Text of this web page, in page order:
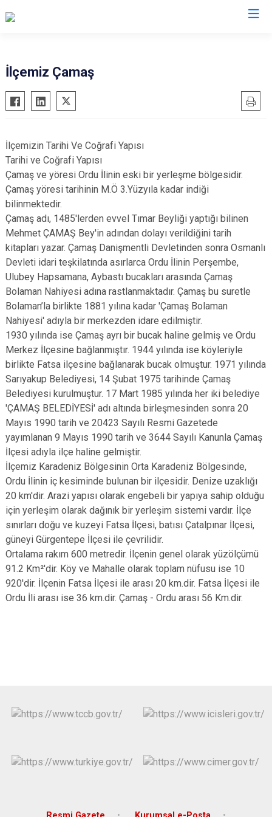
Akkuş
Aybastı
Çatalpınar
Çaybaşı
Fatsa
Gölköy
Gülyalı
Gürgentepe
İkizce
Kumru
Mesudiye
Perşembe
Ünye
Altınordu
İlçemiz Çamaş
İlçemizin Tarihi Ve Coğrafi Yapısı
Tarihi ve Coğrafi Yapısı
Çamaş ve yöresi Ordu İlinin eski bir yerleşme bölgesidir.
Çamaş yöresi tarihinin M.Ö 3.Yüzyıla kadar indiği
bilinmektedir.
Çamaş adı, 1485'lerden evvel Tımar Beyliği yaptığı bilinen
Mehmet ÇAMAŞ Bey'in adından dolayı verildiğini tarih
kitapları yazar. Çamaş Danişmentli Devletinden sonra Osmanlı
Devleti idari teşkilatında asırlarca Ordu İlinin Perşembe,
Ulubey Hapsamana, Aybastı bucakları arasında Çamaş
Bolaman Nahiyesi adına rastlanmaktadır. Çamaş bu suretle
Bolaman’la birlikte 1881 yılına kadar 'Çamaş Bolaman
Nahiyesi' adıyla bir merkezden idare edilmiştir.
1930 yılında ise Çamaş ayrı bir bucak haline gelmiş ve Ordu
Merkez İlçesine bağlanmıştır. 1944 yılında ise köyleriyle
birlikte Fatsa ilçesine bağlanarak bucak olmuştur. 1971 yılında
Sarıyakup Belediyesi, 14 Şubat 1975 tarihinde Çamaş
Belediyesi kurulmuştur. 17 Mart 1985 yılında her iki belediye
'ÇAMAŞ BELEDİYESİ' adı altında birleşmesinden sonra 20
Mayıs 1990 tarih ve 20423 Sayılı Resmi Gazetede
yayımlanan 9 Mayıs 1990 tarih ve 3644 Sayılı Kanunla Çamaş
İlçesi adıyla ilçe haline gelmiştir.
İlçemiz Karadeniz Bölgesinin Orta Karadeniz Bölgesinde,
Ordu İlinin iç kesiminde bulunan bir ilçesidir. Denize uzaklığı
20 km'dir. Arazi yapısı olarak engebeli bir yapıya sahip olduğu
için yerleşim olarak dağınık bir yerleşim sistemi vardır. İlçe
sınırları doğu ve kuzeyi Fatsa İlçesi, batısı Çatalpınar İlçesi,
güneyi Gürgentepe İlçesi ile çevrilidir.
Ortalama rakım 600 metredir. İlçenin genel olarak yüzölçümü
91.2 Km²'dir. Köy ve Mahalle olarak toplam nüfusu ise 10
920'dir. İlçenin Fatsa İlçesi ile arası 20 km.dir. Fatsa İlçesi ile
Ordu İli arası ise 36 km.dir. Çamaş - Ordu arası 56 Km.dir.